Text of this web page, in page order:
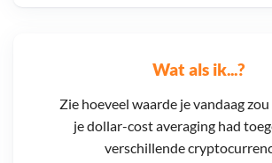
Wat als ik...?
Zie hoeveel waarde je vandaag
je dollar-cost averaging had
verschillende